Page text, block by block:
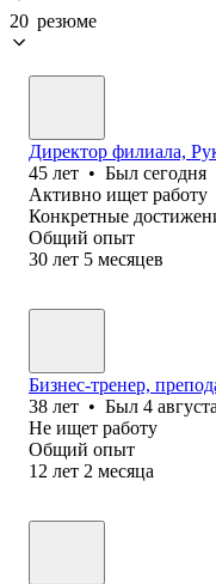
20 резюме
Директор филиала,
45 лет • Был сегодня
Активно ищет работу
Конкретные
Общий опыт
30 лет 5 месяцев
Бизнес-тренер,
38 лет • Был 4 августа
Не ищет работу
Общий опыт
12 лет 2 месяца